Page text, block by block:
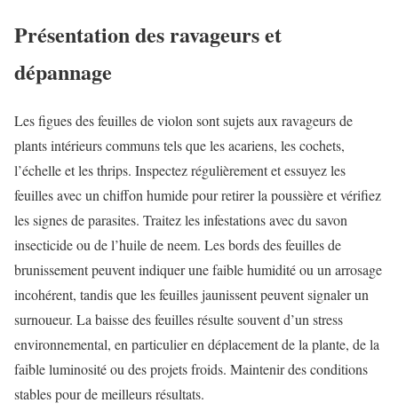
Présentation des ravageurs et
dépannage
Les figues des feuilles de violon sont sujets aux ravageurs de
plants intérieurs communs tels que les acariens, les cochets,
l’échelle et les thrips. Inspectez régulièrement et essuyez les
feuilles avec un chiffon humide pour retirer la poussière et vérifiez
les signes de parasites. Traitez les infestations avec du savon
insecticide ou de l’huile de neem. Les bords des feuilles de
brunissement peuvent indiquer une faible humidité ou un arrosage
incohérent, tandis que les feuilles jaunissent peuvent signaler un
surnoueur. La baisse des feuilles résulte souvent d’un stress
environnemental, en particulier en déplacement de la plante, de la
faible luminosité ou des projets froids. Maintenir des conditions
stables pour de meilleurs résultats.